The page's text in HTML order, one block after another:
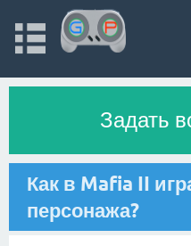
Задать
Как в Mafia II
персонажа?